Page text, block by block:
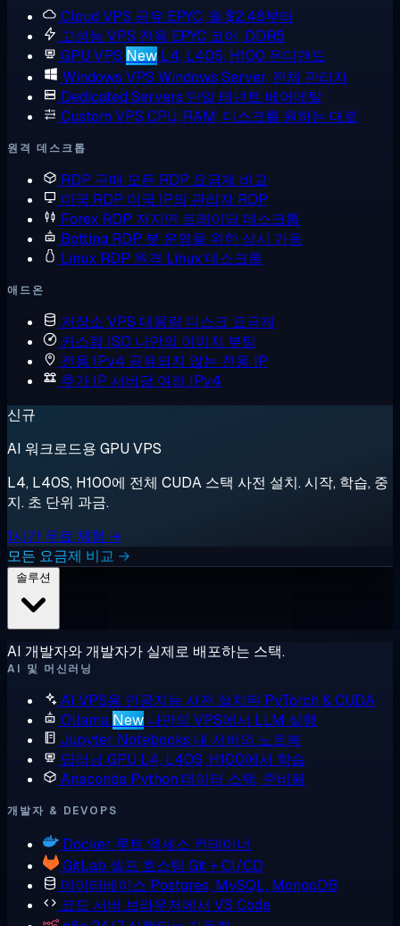
Cloud VPS 공유 EPYC, 월 $2.48부터
고성능 VPS 전용 EPYC 코어, DDR5
GPU VPS New L4, L40S, H100 온디맨드
Windows VPS Windows Server, 전체 관리자
Dedicated Servers 단일 테넌트 베어메탈
Custom VPS CPU, RAM, 디스크를 원하는 대로
원격 데스크톱
RDP 구매 모든 RDP 요금제 비교
미국 RDP 미국 IP의 관리자 RDP
Forex RDP 저지연 트레이딩 데스크톱
Botting RDP 봇 운영을 위한 상시 가동
Linux RDP 원격 Linux 데스크톱
애드온
저장소 VPS 대용량 디스크 요금제
커스텀 ISO 나만의 이미지 부팅
전용 IPv4 공유되지 않는 전용 IP
추가 IP 서버당 여러 IPv4
신규
AI 워크로드용 GPU VPS
L4, L40S, H100에 전체 CUDA 스택 사전 설치. 시작, 학습, 중
지. 초 단위 과금.
1시간 무료 체험 →
모든 요금제 비교 →
AI 개발자와 개발자가 실제로 배포하는 스택.
AI 및 머신러닝
AI VPS용 인공지능 사전 설치된 PyTorch & CUDA
Ollama New 나만의 VPS에서 LLM 실행
Jupyter Notebooks 내 서버의 노트북
딥러닝 GPU L4, L40S, H100에서 학습
Anaconda Python 데이터 스택, 준비됨
개발자 & DEVOPS
Docker 루트 액세스 컨테이너
GitLab 셀프 호스팅 Git + CI/CD
데이터베이스 Postgres, MySQL, MongoDB
코드 서버 브라우저에서 VS Code